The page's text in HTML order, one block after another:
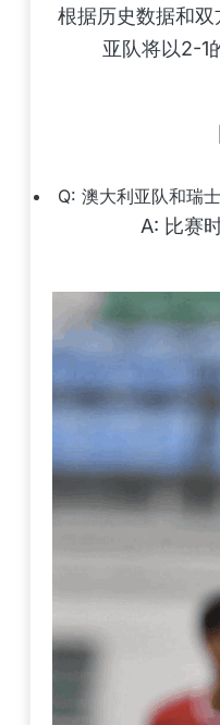
根据历史数据和双
亚队将以2-1
Q: 澳大利亚队和瑞
A: 比赛